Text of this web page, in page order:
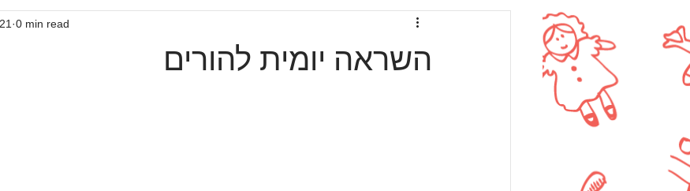
השראה יומית להורים
0 min read